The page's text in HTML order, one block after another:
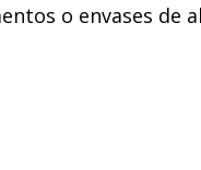
o envases de